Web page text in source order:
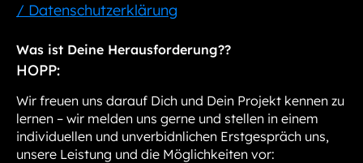
/ Datenschutzerklärung
Was ist Deine Herausforderung??
HOPP:
Wir freuen uns darauf Dich und Dein Projekt kennen zu
lernen – wir melden uns gerne und stellen in einem
individuellen und unverbidnlichen Erstgespräch uns,
unsere Leistung und die Möglichkeiten vor: